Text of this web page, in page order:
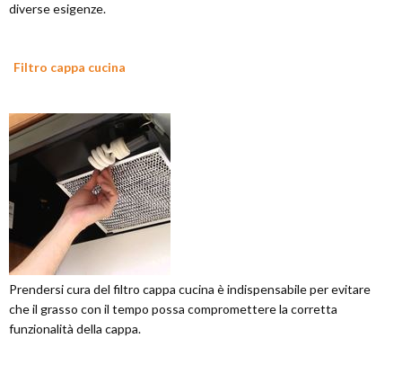
diverse esigenze.
Filtro cappa cucina
Prendersi cura del filtro cappa cucina è indispensabile per evitare
che il grasso con il tempo possa compromettere la corretta
funzionalità della cappa.